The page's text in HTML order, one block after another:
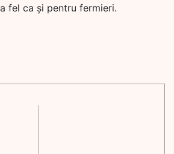
fel ca și pentru fermieri.